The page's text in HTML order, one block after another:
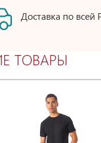
Доставка по всей
ТОВАРЫ